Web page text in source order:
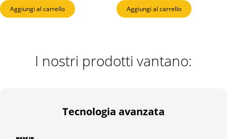
Aggiungi al carrello
€ 325,00.
€ 243,75.
Aggiungi al carrello
I nostri prodotti vantano:
Tecnologia avanzata